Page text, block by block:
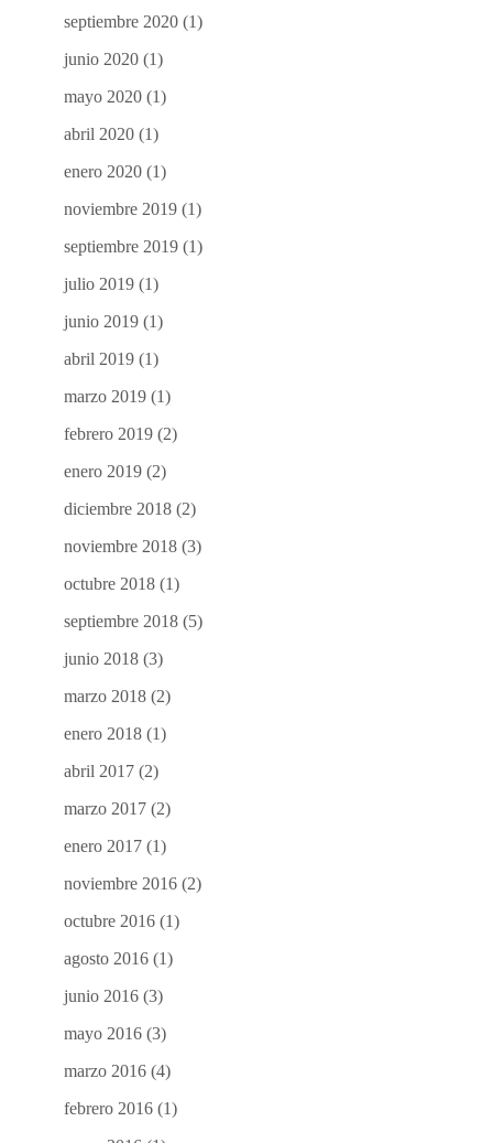
septiembre 2020 (1)
junio 2020 (1)
mayo 2020 (1)
abril 2020 (1)
enero 2020 (1)
noviembre 2019 (1)
septiembre 2019 (1)
julio 2019 (1)
junio 2019 (1)
abril 2019 (1)
marzo 2019 (1)
febrero 2019 (2)
enero 2019 (2)
diciembre 2018 (2)
noviembre 2018 (3)
octubre 2018 (1)
septiembre 2018 (5)
junio 2018 (3)
marzo 2018 (2)
enero 2018 (1)
abril 2017 (2)
marzo 2017 (2)
enero 2017 (1)
noviembre 2016 (2)
octubre 2016 (1)
agosto 2016 (1)
junio 2016 (3)
mayo 2016 (3)
marzo 2016 (4)
febrero 2016 (1)